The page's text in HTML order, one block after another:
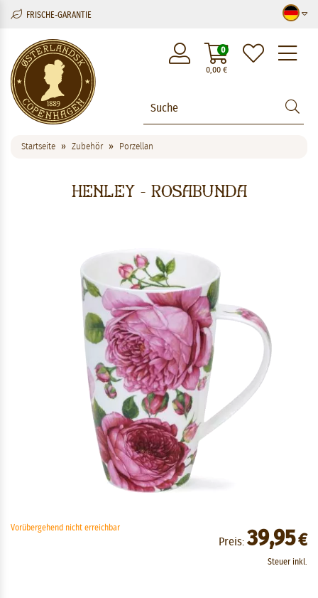
FRISCHE-GARANTIE
0,00€
0
Startseite Zubehör Porzellan
Henley - Rosabunda
Vorübergehend nicht erreichbar
Preis: 39,95€
Steuer inkl.